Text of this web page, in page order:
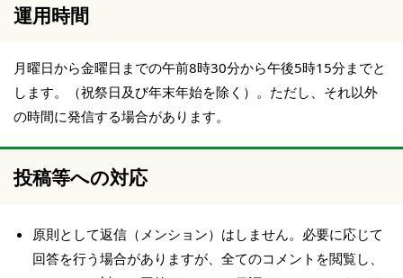
運用時間
月曜日から金曜日までの午前8時30分から午後5時15分までと
します。（祝祭日及び年末年始を除く）。ただし、それ以外
の時間に発信する場合があります。
投稿等への対応
原則として返信（メンション）はしません。必要に応じて
回答を行う場合がありますが、全てのコメントを閲覧し、